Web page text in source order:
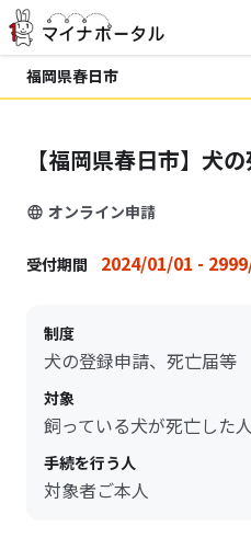
福岡県春日市
【福岡県春日市】犬
オンライン申請
受付期間 2024/01/01 -
制度
犬の登録申請、死亡届等
対象
飼っている犬が死亡した人
手続を行う人
対象者ご本人